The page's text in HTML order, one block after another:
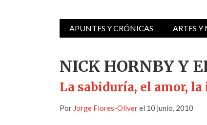
APUNTES Y CRÓNICAS ARTES Y
NICK HORNBY Y
La sabiduría, el amor,
Por Jorge Flores-Oliverel 10 junio, 2010